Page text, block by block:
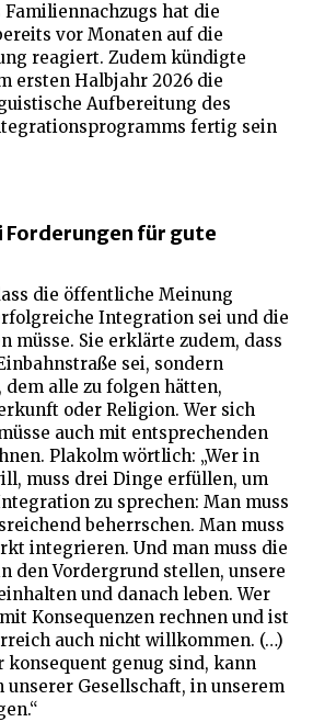
hat die
vor Monaten auf die
reagiert. Zudem kündigte
ersten Halbjahr 2026 die
Aufbereitung des
fertig sein
Forderungen für gute
die öffentliche Meinung
Integration sei und die
müsse. Sie erklärte zudem, dass
sei, sondern
alle zu folgen hätten,
oder Religion. Wer sich
auch mit entsprechenden
Plakolm wörtlich: „Wer in
muss drei Dinge erfüllen, um
zu sprechen: Man muss
beherrschen. Man muss
integrieren. Und man muss die
den Vordergrund stellen, unsere
und danach leben. Wer
Konsequenzen rechnen und ist
auch nicht willkommen. (…)
konsequent genug sind, kann
Gesellschaft, in unserem